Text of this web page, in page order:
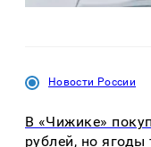
Новости России
В «Чижике»
рублей, но